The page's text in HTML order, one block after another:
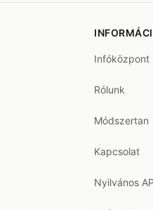
Infóközpont
Rólunk
Módszertan
Kapcsolat
Nyilvános